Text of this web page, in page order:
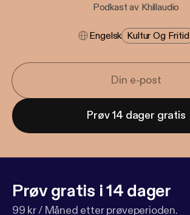
Podkast av Khillaudio
Engelsk Kultur Og Fritid
Prøv 14 dager gratis
Prøv gratis i 14 dager
99 kr / Måned etter prøveperioden.